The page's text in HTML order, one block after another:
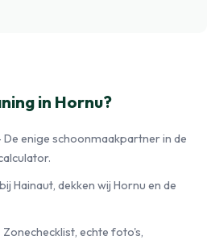
in Hornu?
De enige schoonmaakpartner in de
Hainaut, dekken wij Hornu en de
Zonechecklist, echte foto's,